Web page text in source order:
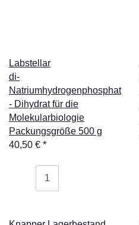
Labstellar
di-
Natriumhydrogenphosphat
- Dihydrat für die
Molekularbiologie
Packungsgröße 500 g
40,50 € *